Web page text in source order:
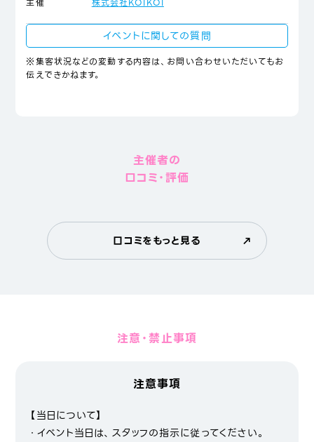
主催 株式会社KOIKOI
イベントに関しての質問
※集客状況などの変動する内容は、お問い合わせいただいてもお
伝えできかねます。
主催者の
口コミ・評価
口コミをもっと見る
注意・禁止事項
注意事項
【当日について】
・イベント当日は、スタッフの指示に従ってください。